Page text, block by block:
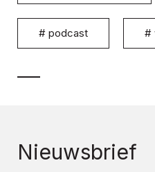
# podcast #
Nieuwsbrief